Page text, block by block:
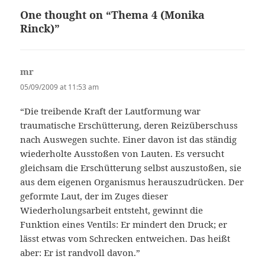
One thought on “Thema 4 (Monika
Rinck)”
mr
05/09/2009 at 11:53 am
“Die treibende Kraft der Lautformung war
traumatische Erschütterung, deren Reizüberschuss
nach Auswegen suchte. Einer davon ist das ständig
wiederholte Ausstoßen von Lauten. Es versucht
gleichsam die Erschütterung selbst auszustoßen, sie
aus dem eigenen Organismus herauszudrücken. Der
geformte Laut, der im Zuges dieser
Wiederholungsarbeit entsteht, gewinnt die
Funktion eines Ventils: Er mindert den Druck; er
lässt etwas vom Schrecken entweichen. Das heißt
aber: Er ist randvoll davon.”